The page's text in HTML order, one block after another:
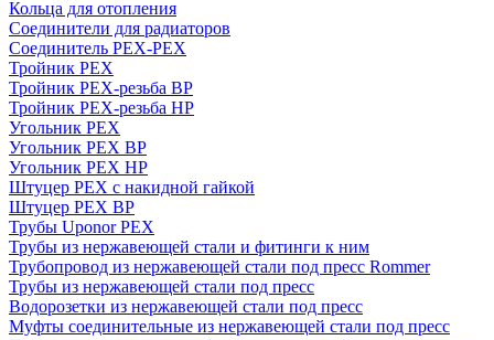
Кольца для отопления
Соединители для радиаторов
Соединитель PEX-PEX
Тройник PEX
Тройник PEX-резьба ВР
Тройник PEX-резьба НР
Угольник PEX
Угольник PEX ВР
Угольник PEX НР
Штуцер PEX c накидной гайкой
Штуцер PEX ВР
Трубы Uponor PEX
Трубы из нержавеющей стали и фитинги к ним
Трубопровод из нержавеющей стали под пресс Rommer
Трубы из нержавеющей стали под пресс
Водорозетки из нержавеющей стали под пресс
Муфты соединительные из нержавеющей стали под пресс